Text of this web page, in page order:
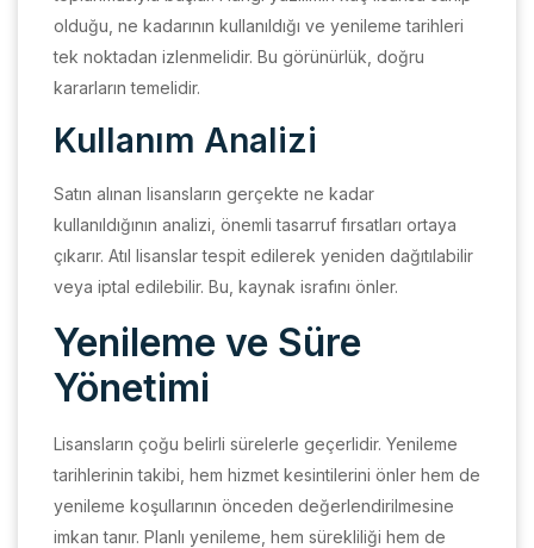
olduğu, ne kadarının kullanıldığı ve yenileme tarihleri
tek noktadan izlenmelidir. Bu görünürlük, doğru
kararların temelidir.
Kullanım Analizi
Satın alınan lisansların gerçekte ne kadar
kullanıldığının analizi, önemli tasarruf fırsatları ortaya
çıkarır. Atıl lisanslar tespit edilerek yeniden dağıtılabilir
veya iptal edilebilir. Bu, kaynak israfını önler.
Yenileme ve Süre
Yönetimi
Lisansların çoğu belirli sürelerle geçerlidir. Yenileme
tarihlerinin takibi, hem hizmet kesintilerini önler hem de
yenileme koşullarının önceden değerlendirilmesine
imkan tanır. Planlı yenileme, hem sürekliliği hem de